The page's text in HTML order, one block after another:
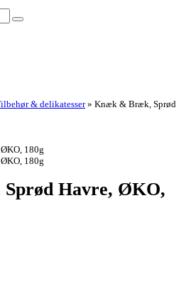
& delikatesser» Knæk & Bræk, Sprød
Havre, ØKO,